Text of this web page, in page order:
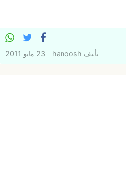
تأليف hanoosh 23 مايو 2011